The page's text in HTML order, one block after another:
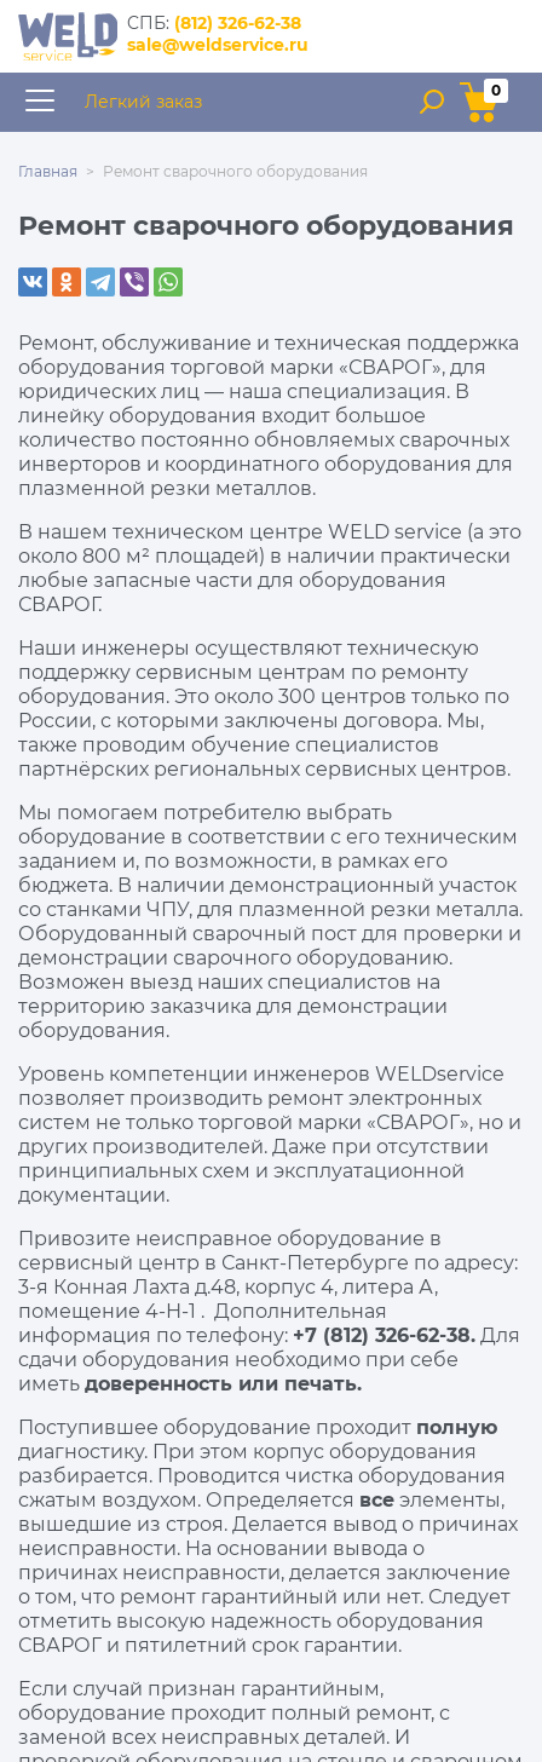
интернет–магазин
запчастей для сварочного
CПБ: (812) 326-62-38
sale@weldservice.ru
Легкий заказ
0
Главная Ремонт сварочного оборудования
Ремонт сварочного оборудования
Ремонт, обслуживание и техническая поддержка
оборудования торговой марки «СВАРОГ», для
юридических лиц — наша специализация. В
линейку оборудования входит большое
количество постоянно обновляемых сварочных
инверторов и координатного оборудования для
плазменной резки металлов.
В нашем техническом центре WELD service (а это
около 800 м² площадей) в наличии практически
любые запасные части для оборудования
СВАРОГ.
Наши инженеры осуществляют техническую
поддержку сервисным центрам по ремонту
оборудования. Это около 300 центров только по
России, с которыми заключены договора. Мы,
также проводим обучение специалистов
партнёрских региональных сервисных центров.
Мы помогаем потребителю выбрать
оборудование в соответствии с его техническим
заданием и, по возможности, в рамках его
бюджета. В наличии демонстрационный участок
со станками ЧПУ, для плазменной резки металла.
Оборудованный сварочный пост для проверки и
демонстрации сварочного оборудованию.
Возможен выезд наших специалистов на
территорию заказчика для демонстрации
оборудования.
Уровень компетенции инженеров WELDservice
позволяет производить ремонт электронных
систем не только торговой марки «СВАРОГ», но и
других производителей. Даже при отсутствии
принципиальных схем и эксплуатационной
документации.
Привозите неисправное оборудование в
сервисный центр в Санкт-Петербурге по адресу:
3-я Конная Лахта д.48, корпус 4, литера А,
помещение 4-Н-1 . Дополнительная
информация по телефону: +7 (812) 326-62-38. Для
сдачи оборудования необходимо при себе
иметь доверенность или печать.
Поступившее оборудование проходит полную
диагностику. При этом корпус оборудования
разбирается. Проводится чистка оборудования
сжатым воздухом. Определяется все элементы,
вышедшие из строя. Делается вывод о причинах
неисправности. На основании вывода о
причинах неисправности, делается заключение
о том, что ремонт гарантийный или нет. Следует
отметить высокую надежность оборудования
СВАРОГ и пятилетний срок гарантии.
Если случай признан гарантийным,
оборудование проходит полный ремонт, с
заменой всех неисправных деталей. И